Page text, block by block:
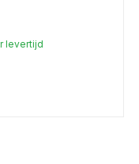
levertijd